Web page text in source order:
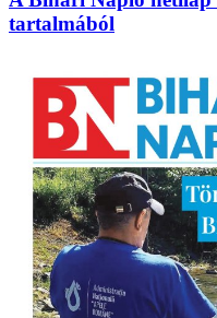
tartalmából